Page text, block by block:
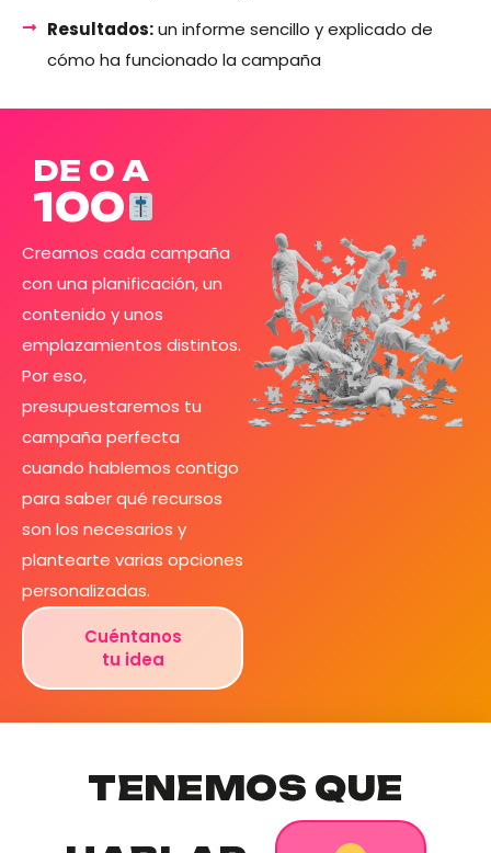
Resultados:un informe sencillo y explicado de
cómo ha funcionado la campaña
DE 0 A
100
Creamos cada campaña
con una planificación, un
contenido y unos
emplazamientos distintos.
Por eso,
presupuestaremos tu
campaña perfecta
cuando hablemos contigo
para saber qué recursos
son los necesarios y
plantearte varias opciones
personalizadas.
Cuéntanos
tu idea
TENEMOS QUE